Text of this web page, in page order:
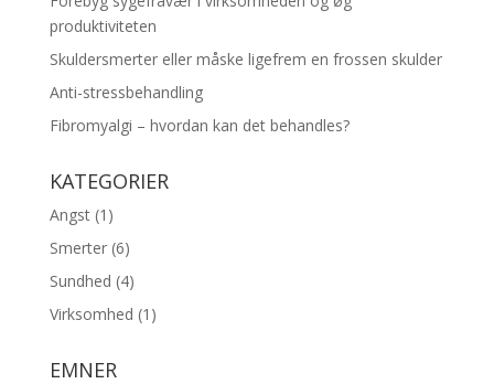
produktiviteten
Skuldersmerter eller måske ligefrem en frossen skulder
Anti-stressbehandling
Fibromyalgi – hvordan kan det behandles?
KATEGORIER
Angst(1)
Smerter(6)
Sundhed (4)
Virksomhed (1)
EMNER